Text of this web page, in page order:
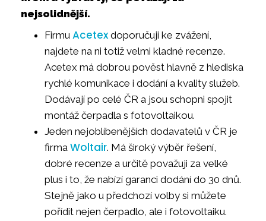
nejsolidnější.
Firmu Acetex doporučuji ke zvážení,
najdete na ni totiž velmi kladné recenze.
Acetex má dobrou pověst hlavně z hlediska
rychlé komunikace i dodání a kvality služeb.
Dodávají po celé ČR a jsou schopni spojit
montáž čerpadla s fotovoltaikou.
Jeden nejoblíbenějších dodavatelů v ČR je
firma Woltair. Má široký výběr řešení,
dobré recenze a určitě považuji za velké
plus i to, že nabízí garanci dodání do 30 dnů.
Stejně jako u předchozí volby si můžete
pořídit nejen čerpadlo, ale i fotovoltaiku.